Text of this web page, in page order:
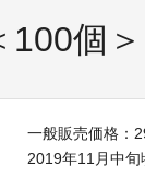
個
一般販売価格：
2019年11月中旬